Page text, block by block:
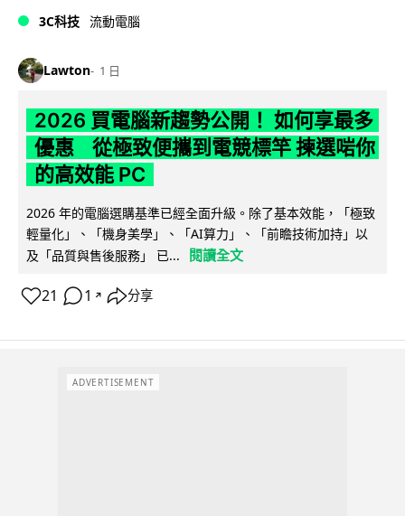
3C科技 流動電腦
Lawton 1 日
2026 買電腦新趨勢公開！ 如何享最多
優惠 從極致便攜到電競標竿 揀選啱你
的高效能 PC
2026 年的電腦選購基準已經全面升級。除了基本效能，「極致
輕量化」、「機身美學」、「AI算力」、「前瞻技術加持」以
及「品質與售後服務」 已...
閱讀全文
21 1 ↗ 分享
ADVERTISEMENT